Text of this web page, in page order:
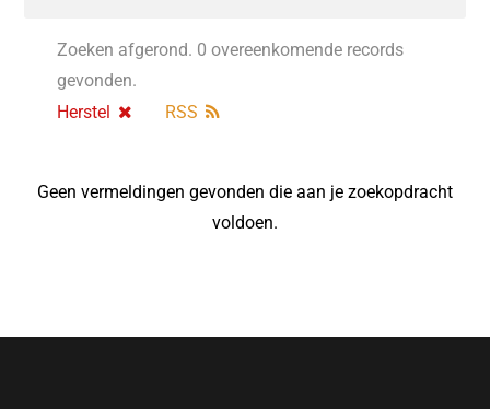
Zoeken afgerond. 0 overeenkomende records
gevonden.
Herstel
RSS
Geen vermeldingen gevonden die aan je zoekopdracht
voldoen.